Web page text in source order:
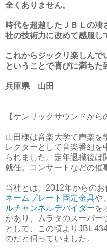
全くありません。
時代を超越したＪＢＬの
社の技術力に改めて感服し
これからジックリ楽しんで
ということで喜びに満ちた
兵庫県 山田
【ケンリックサウンドから
山田様は音楽大学で声楽を
レクターとして音楽番組を
られました。定年退職後は
就任。コンサートなどの催
当社とは、2012年からのお
ネームプレート固定金具や、
ルチャンネルデバイダーを
があり、ムラタのスーパー
として、この頃よりJBL
のだと伺っていました。